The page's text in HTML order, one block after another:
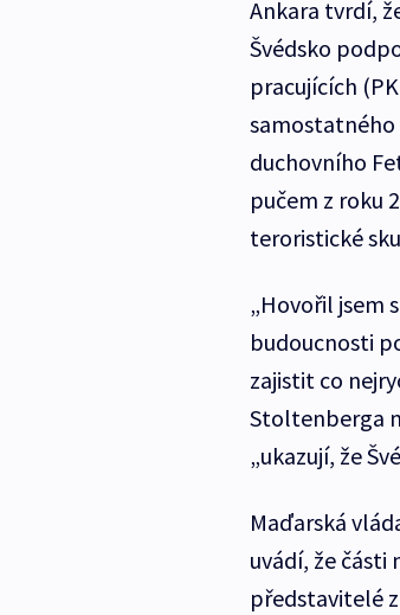
Ankara tvrdí,
Švédsko
pracujících
samostatného
duchovního
pučem z roku
teroristické
„Hovořil jsem
budoucnosti
zajistit co
Stoltenberga
„ukazují, že
Maďarská
uvádí, že části
představitelé